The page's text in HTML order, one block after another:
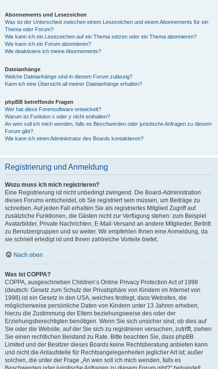
Abonnements und Lesezeichen
Was ist der Unterschied zwischen einem Lesezeichen und einem Abonnements für ein
Thema oder Forum?
Wie kann ich ein Lesezeichen auf ein Thema setzen oder ein Thema abonnieren?
Wie kann ich ein Forum abonnieren?
Wie deaktiviere ich meine Abonnements?
Dateianhänge
Welche Dateianhänge sind in diesem Forum zulässig?
Kann ich eine Übersicht all meiner Dateianhänge erhalten?
phpBB betreffende Fragen
Wer hat diese Forensoftware entwickelt?
Warum ist Funktion x oder y nicht enthalten?
An wen soll ich mich wenden, falls es Beschwerden oder juristische Anfragen zu diesem
Forum gibt?
Wie kann ich einen Administrator des Boards kontaktieren?
Registrierung und Anmeldung
Wozu muss ich mich registrieren?
Eine Registrierung ist nicht unbedingt zwingend. Die Board-Administration
dieses Forums entscheidet, ob Sie registriert sein müssen, um Beiträge zu
schreiben. Auf jeden Fall erhalten Sie als registriertes Mitglied Zugriff auf
zusätzliche Funktionen, die Gästen nicht zur Verfügung stehen: zum Beispiel
Avatarbilder, Private Nachrichten, E-Mail-Versand an andere Mitglieder, Beitritt
zu Benutzergruppen und so weiter. Wir empfehlen Ihnen eine Anmeldung, da
sie schnell erledigt ist und Ihnen zahlreiche Vorteile bietet.
Nach oben
Was ist COPPA?
COPPA, ausgeschrieben Children’s Online Privacy Protection Act of 1998
(deutsch: Gesetz zum Schutz der Privatsphäre von Kindern im Internet von
1998) ist ein Gesetz in den USA, welches festlegt, dass Websites, die
möglicherweise persönliche Daten von Kindern unter 13 Jahren erheben,
hierzu die Zustimmung der Eltern beziehungsweise des oder der
Erziehungsberechtigten benötigen. Wenn Sie sich unsicher sind, ob dies auf
Sie oder die Website, auf der Sie sich zu registrieren versuchen, zutrifft, ziehen
Sie einen rechtlichen Beistand zu Rate. Bitte beachten Sie, dass phpBB
Limited und der Besitzer dieses Boards keine Rechtsberatung anbieten kann
und nicht die Anlaufstelle für Rechtsangelegenheiten jeglicher Art ist; außer
solchen, die unter der Frage „An wen soll ich mich wenden, falls es